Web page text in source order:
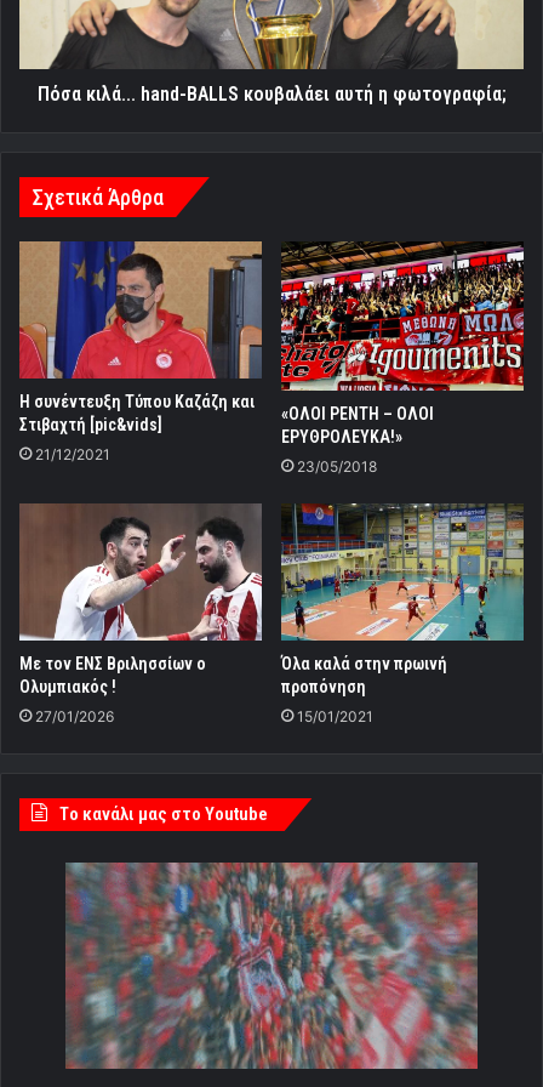
φωτογραφία;
Πόσα κιλά... hand-BALLS κουβαλάει αυτή η φωτογραφία;
Σχετικά Άρθρα
Η συνέντευξη Τύπου Καζάζη και
Στιβαχτή [pic&vids]
21/12/2021
«ΟΛΟΙ ΡΕΝΤΗ – ΟΛΟΙ
ΕΡΥΘΡΟΛΕΥΚΑ!»
23/05/2018
Με τον ΕΝΣ Βριλησσίων ο
Ολυμπιακός !
27/01/2026
Όλα καλά στην πρωινή
προπόνηση
15/01/2021
Tο κανάλι μας στο Youtube